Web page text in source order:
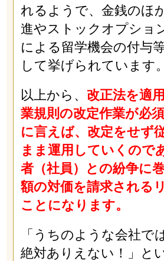
れるようで、金銭のほ
進やストックオプショ
による留学機会の付与
して挙げられています。
以上から、 改正法を適
業規則の改定作業が必
に言えば、改定をせず
まま運用していくので
者（社員）との紛争に
額の対価を請求される
ことになります。
「うちのような会社で
絶対ありえない！」と